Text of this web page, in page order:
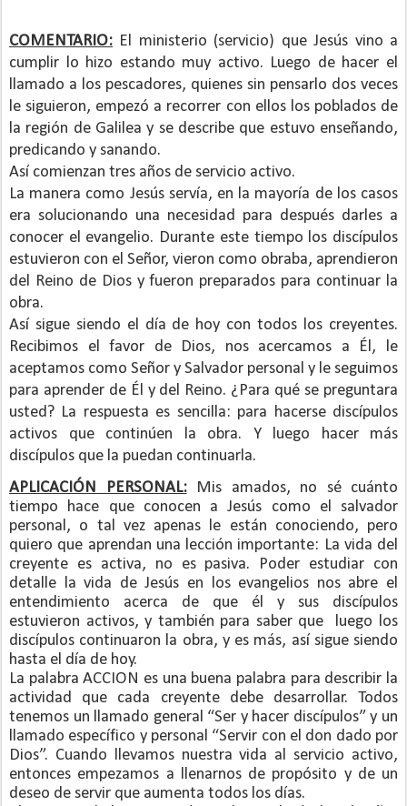
COMENTARIO: El ministerio (servicio) que Jesús vino a
cumplir lo hizo estando muy activo. Luego de hacer el
llamado a los pescadores, quienes sin pensarlo dos veces
le siguieron, empezó a recorrer con ellos los poblados de
la región de Galilea y se describe que estuvo enseñando,
predicando y sanando.
Así comienzan tres años de servicio activo.
La manera como Jesús servía, en la mayoría de los casos
era solucionando una necesidad para después darles a
conocer el evangelio. Durante este tiempo los discípulos
estuvieron con el Señor, vieron como obraba, aprendieron
del Reino de Dios y fueron preparados para continuar la
obra.
Así sigue siendo el día de hoy con todos los creyentes.
Recibimos el favor de Dios, nos acercamos a Él, le
aceptamos como Señor y Salvador personal y le seguimos
para aprender de Él y del Reino. ¿Para qué se preguntara
usted? La respuesta es sencilla: para hacerse discípulos
activos que continúen la obra. Y luego hacer más
discípulos que la puedan continuarla.
APLICACIÓN PERSONAL:Mis amados, no sé cuánto
tiempo hace que conocen a Jesús como el salvador
personal, o tal vez apenas le están conociendo, pero
quiero que aprendan una lección importante: La vida del
creyente es activa, no es pasiva. Poder estudiar con
detalle la vida de Jesús en los evangelios nos abre el
entendimiento acerca de que él y sus discípulos
estuvieron activos, y también para saber que
luego los
discípulos continuaron la obra, y es más, así sigue siendo
hasta el día de hoy.
La palabra ACCION es una buena palabra para describir la
actividad que cada creyente debe desarrollar. Todos
tenemos un llamado general “Ser y hacer discípulos” y un
llamado específico y personal “Servir con el don dado por
Dios”. Cuando llevamos nuestra vida al servicio activo,
entonces empezamos a llenarnos de propósito y de un
deseo de servir que aumenta todos los días.